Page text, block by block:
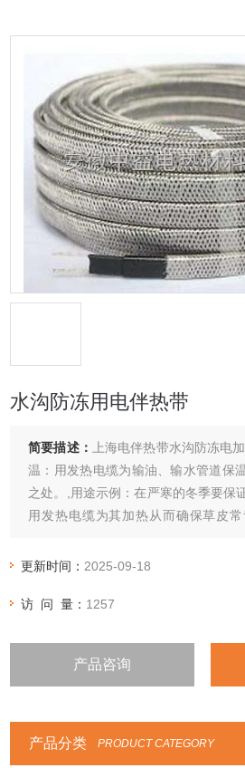
水沟防冻用电伴热带
简要描述：
上海电伴热带水沟防冻电
温：用发热电缆为输油、输水管道保
之处。,用途示例：在严寒的冬季要保
用发热电缆为其加热从而确保草皮
可有效提高地温，促进植物根系生长和
更新时间： 2025-09-18
访 问 量： 1257
产品咨询
产品分类 PRODUCT CATEGORY